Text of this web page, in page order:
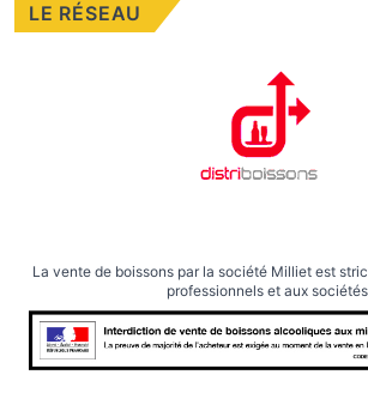
LE RÉSEAU
La vente de boissons par la société Milliet est
professionnels et aux